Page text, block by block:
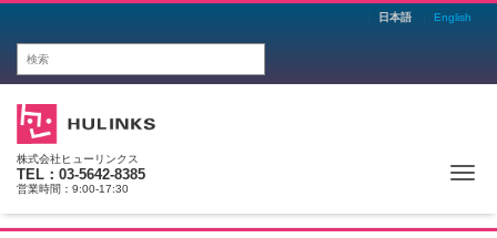
日本語 English
株式会社ヒューリンクス
TEL：03-5642-8385
営業時間：9:00-17:30